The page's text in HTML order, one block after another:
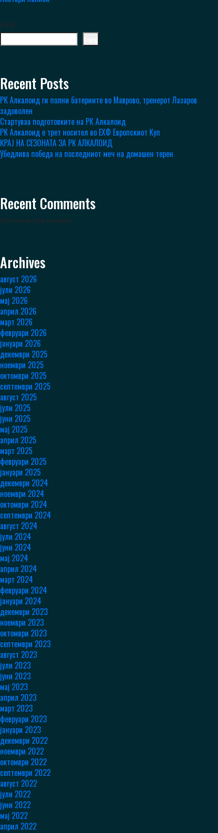
Барај
Recent Posts
РК Алкалоид ги полни батериите во Маврово, тренерот Лазаров
задоволен
Стартуваа подготовките на РК Алкалоид
РК Алкалоид е трет носител во ЕХФ Европскиот Куп
КРАЈ НА СЕЗОНАТА ЗА РК АЛКАЛОИД
Убедлива победа на последниот меч на домашен терен
Recent Comments
Нема коментари за приказ.
Archives
август 2026
јули 2026
мај 2026
април 2026
март 2026
февруари 2026
јануари 2026
декември 2025
ноември 2025
октомври 2025
септември 2025
август 2025
јули 2025
јуни 2025
мај 2025
април 2025
март 2025
февруари 2025
јануари 2025
декември 2024
ноември 2024
октомври 2024
септември 2024
август 2024
јули 2024
јуни 2024
мај 2024
април 2024
март 2024
февруари 2024
јануари 2024
декември 2023
ноември 2023
октомври 2023
септември 2023
август 2023
јули 2023
јуни 2023
мај 2023
април 2023
март 2023
февруари 2023
јануари 2023
декември 2022
ноември 2022
октомври 2022
септември 2022
август 2022
јули 2022
јуни 2022
мај 2022
април 2022